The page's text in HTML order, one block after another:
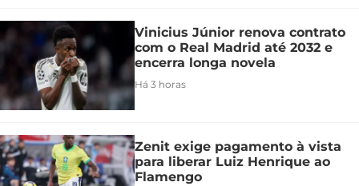
Vinicius Júnior renova contrato
com o Real Madrid até 2032 e
encerra longa novela
Há 3 horas
Zenit exige pagamento à vista
para liberar Luiz Henrique ao
Flamengo